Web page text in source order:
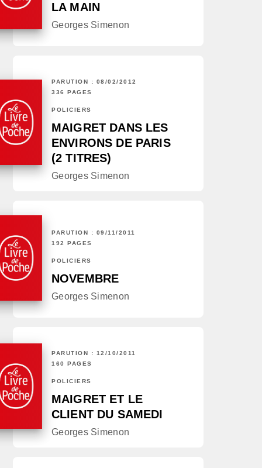
LA MAIN
Georges Simenon
PARUTION : 08/02/2012
336 PAGES
POLICIERS
MAIGRET DANS LES
ENVIRONS DE PARIS
(2 TITRES)
Georges Simenon
PARUTION : 09/11/2011
192 PAGES
POLICIERS
NOVEMBRE
Georges Simenon
PARUTION : 12/10/2011
160 PAGES
POLICIERS
MAIGRET ET LE
CLIENT DU SAMEDI
Georges Simenon